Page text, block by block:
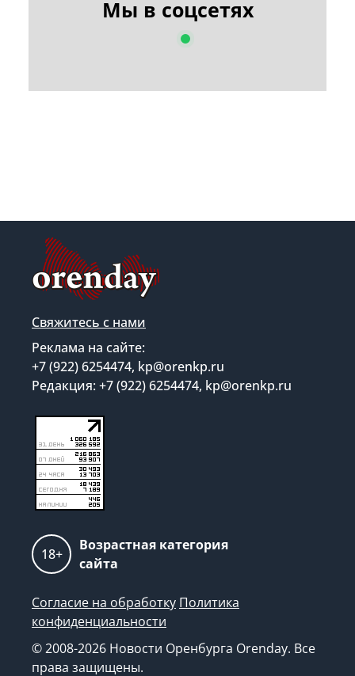
Мы в соцсетях
Свяжитесь с нами
Реклама на сайте:
+7 (922) 6254474, kp@orenkp.ru
Редакция: +7 (922) 6254474, kp@orenkp.ru
18+
Возрастная категория
сайта
Согласие на обработку Политика
конфиденциальности
© 2008-2026 Новости Оренбурга Orenday. Все
права защищены.